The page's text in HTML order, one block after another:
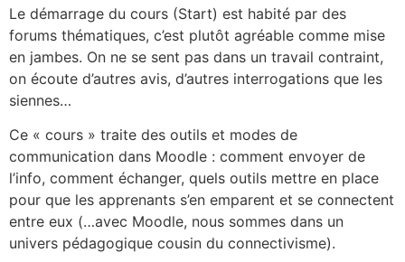
Le démarrage du cours (Start) est habité par des
forums thématiques, c’est plutôt agréable comme mise
en jambes. On ne se sent pas dans un travail contraint,
on écoute d’autres avis, d’autres interrogations que les
siennes…
Ce « cours » traite des outils et modes de
communication dans Moodle : comment envoyer de
l’info, comment échanger, quels outils mettre en place
pour que les apprenants s’en emparent et se connectent
entre eux (…avec Moodle, nous sommes dans un
univers pédagogique cousin du connectivisme).